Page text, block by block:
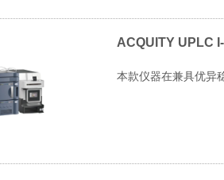
ACQUITY UPLC
本款仪器在兼具优异